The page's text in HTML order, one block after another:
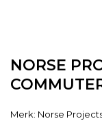
NORSE
Merk: Norse